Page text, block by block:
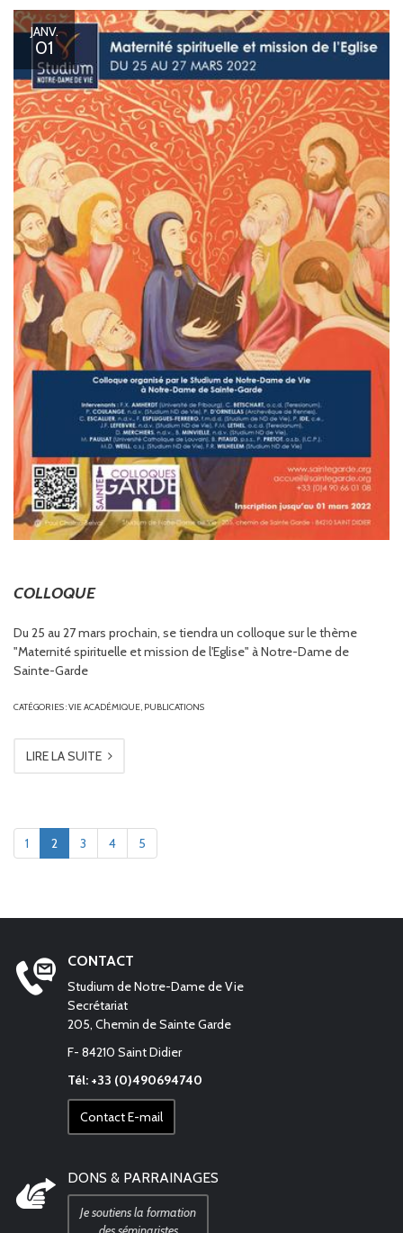
JANV.
01
COLLOQUE
Du 25 au 27 mars prochain, se tiendra un colloque sur le thème
"Maternité spirituelle et mission de l'Eglise" à Notre-Dame de
Sainte-Garde
CATÉGORIES :VIE ACADÉMIQUE, PUBLICATIONS
LIRE LA SUITE
1 2 3 4 5
CONTACT
Studium de Notre-Dame de Vie
Secrétariat
205, Chemin de Sainte Garde
F- 84210 Saint Didier
Tél: +33 (0)490694740
Contact E-mail
DONS & PARRAINAGES
Je soutiens la formation